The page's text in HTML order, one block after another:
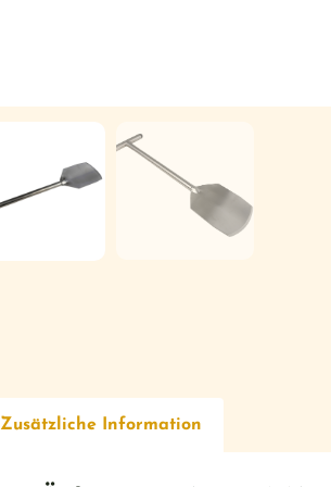
Zusätzliche Information